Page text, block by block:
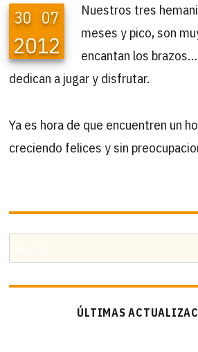
30 07
2012
Nuestros tres
meses y pico, son
encantan los
dedican a jugar y disfrutar.
Ya es hora de que encuentren un
creciendo felices y sin
por:
ÚLTIMAS